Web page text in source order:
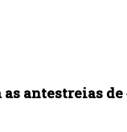
antestreias de